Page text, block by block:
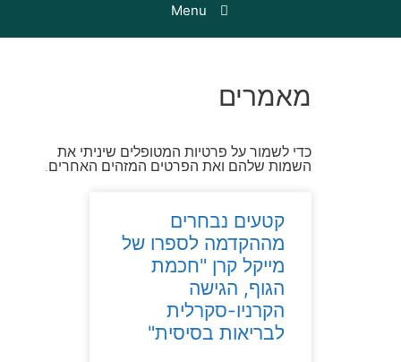
Menu
מאמרים
כדי לשמור על פרטיות המטופלים שיניתי את
השמות שלהם ואת הפרטים המזהים האחרים.
קטעים נבחרים
מההקדמה לספרו של
מייקל קרן "חכמת
הגוף, הגישה
הקרניו-סקרלית
לבריאות בסיסית"